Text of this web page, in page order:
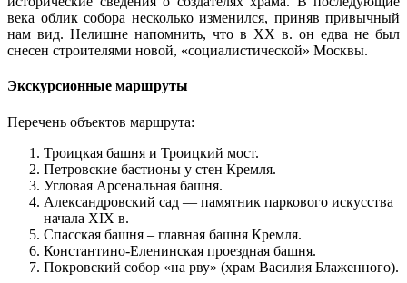
века облик собора несколько изменился, приняв привычный
нам вид. Нелишне напомнить, что в ХХ в. он едва не был
снесен строителями новой, «социалистической» Москвы.
Экскурсионные маршруты
Перечень объектов маршрута:
Троицкая башня и Троицкий мост.
Петровские бастионы у стен Кремля.
Угловая Арсенальная башня.
Александровский сад — памятник паркового искусства
начала XIX в.
Спасская башня – главная башня Кремля.
Константино-Еленинская проездная башня.
Покровский собор «на рву» (храм Василия Блаженного).